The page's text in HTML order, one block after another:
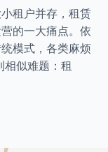
租户并存，租赁
的一大痛点。依
模式，各类麻烦
相似难题：租